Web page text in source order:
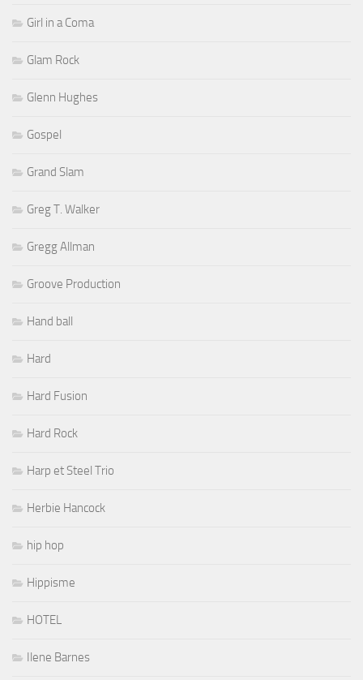
Girl in a Coma
Glam Rock
Glenn Hughes
Gospel
Grand Slam
Greg T. Walker
Gregg Allman
Groove Production
Hand ball
Hard
Hard Fusion
Hard Rock
Harp et Steel Trio
Herbie Hancock
hip hop
Hippisme
HOTEL
Ilene Barnes